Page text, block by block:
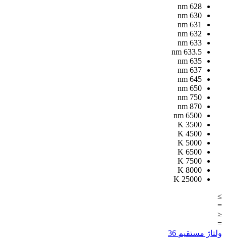
628
nm
630
nm
631
nm
632
nm
633
nm
633.5
nm
635
nm
637
nm
645
nm
650
nm
750
nm
870
nm
6500
nm
3500
K
4500
K
5000
K
6500
K
7500
K
8000
K
25000
K
≥
=
≤
=
ولتاژ مستقیم 36